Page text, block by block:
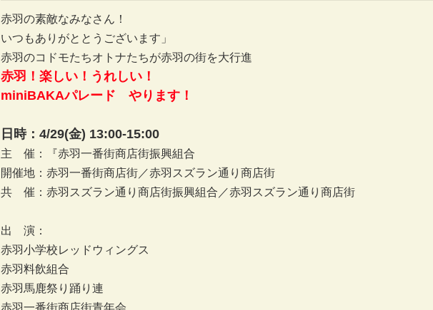
赤羽の素敵なみなさん！
いつもありがととうございます」
赤羽のコドモたちオトナたちが赤羽の街を大行進
赤羽！楽しい！うれしい！
miniBAKAパレード　やります！
日時：4/29(金) 13:00-15:00
主　催：『赤羽一番街商店街振興組合
開催地：赤羽一番街商店街／赤羽スズラン通り商店街
共　催：赤羽スズラン通り商店街振興組合／赤羽スズラン通り商店街
出　演：
赤羽小学校レッドウィングス
赤羽料飲組合
赤羽馬鹿祭り踊り連
赤羽一番街商店街青年会